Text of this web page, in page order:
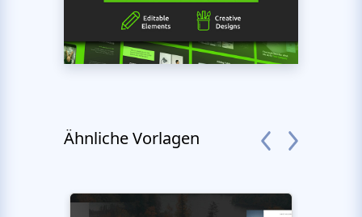
Ähnliche Vorlagen